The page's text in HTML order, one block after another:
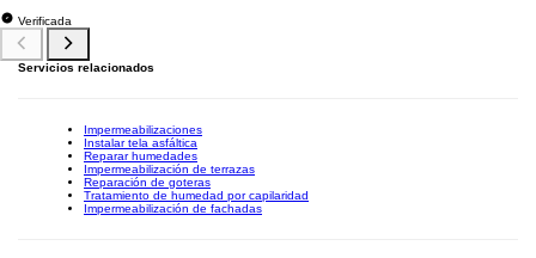
Verificada
Servicios relacionados
Impermeabilizaciones
Instalar tela asfáltica
Reparar humedades
Impermeabilización de terrazas
Reparación de goteras
Tratamiento de humedad por capilaridad
Impermeabilización de fachadas